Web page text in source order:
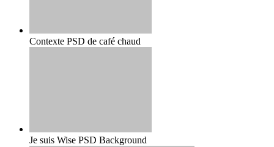
Contexte PSD de café chaud
Je suis Wise PSD Background